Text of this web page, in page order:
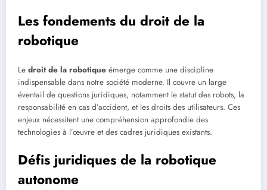
Les fondements du droit de la
robotique
Le droit de la robotique émerge comme une discipline
indispensable dans notre société moderne. Il couvre un large
éventail de questions juridiques, notamment le statut des robots, la
responsabilité en cas d’accident, et les droits des utilisateurs. Ces
enjeux nécessitent une compréhension approfondie des
technologies à l’œuvre et des cadres juridiques existants.
Défis juridiques de la robotique
autonome